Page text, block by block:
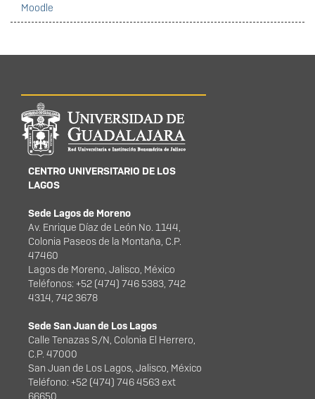
Moodle
Información del
portal
CENTRO UNIVERSITARIO DE LOS
LAGOS
Sede Lagos de Moreno
Av. Enrique Díaz de León No. 1144,
Colonia Paseos de la Montaña, C.P.
47460
Lagos de Moreno, Jalisco, México
Teléfonos: +52 (474) 746 5383, 742
4314, 742 3678
Sede San Juan de Los Lagos
Calle Tenazas S/N, Colonia El Herrero,
C.P. 47000
San Juan de Los Lagos, Jalisco, México
Teléfono: +52 (474) 746 4563 ext
66650